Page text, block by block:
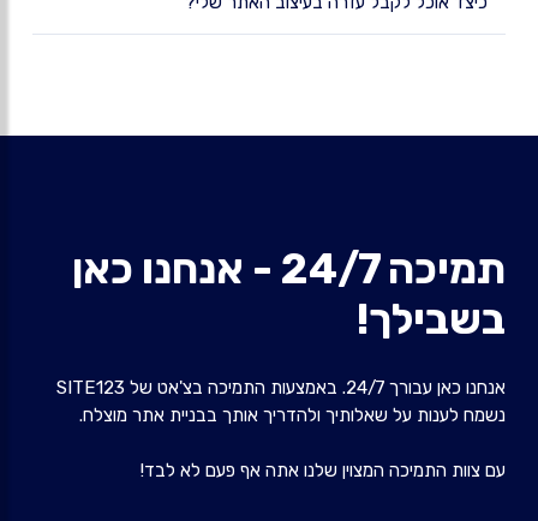
תמיכה 24/7 - אנחנו כאן
בשבילך!
אנחנו כאן עבורך 24/7. באמצעות התמיכה בצ'אט של SITE123
נשמח לענות על שאלותיך ולהדריך אותך בבניית אתר מוצלח.
עם צוות התמיכה המצוין שלנו אתה אף פעם לא לבד!